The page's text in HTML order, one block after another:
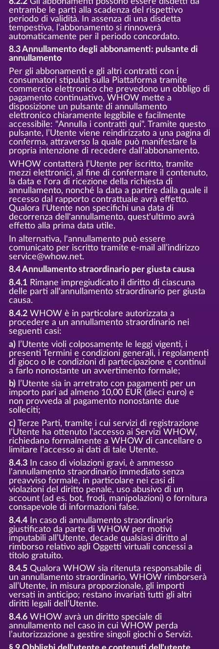
entrambe le parti alla scadenza del rispettivo
periodo di validità. In assenza di una disdetta
tempestiva, l’abbonamento si rinnoverà
automaticamente per il periodo concordato.
8.3 Annullamento degli abbonamenti: pulsante di
annullamento
Per gli abbonamenti e gli altri contratti con i
consumatori stipulati sulla Piattaforma tramite
commercio elettronico che prevedono un obbligo di
pagamento continuativo, WHOW mette a
disposizione un pulsante di annullamento
elettronico chiaramente leggibile e facilmente
accessibile: "Annulla i contratti qui". Tramite questo
pulsante, l’Utente viene reindirizzato a una pagina di
conferma, attraverso la quale può manifestare la
propria intenzione di recedere dall’abbonamento.
WHOW contatterà l'Utente per iscritto, tramite
mezzi elettronici, al fine di confermare il contenuto,
la data e l'ora di ricezione della richiesta di
annullamento, nonché la data a partire dalla quale il
recesso dal rapporto contrattuale avrà effetto.
Qualora l'Utente non specifichi una data di
decorrenza dell'annullamento, quest'ultimo avrà
effetto alla prima data utile.
In alternativa, l'annullamento può essere
comunicato per iscritto tramite e-mail all’indirizzo
service@whow.net.
8.4 Annullamento straordinario per giusta causa
8.4.1Rimane impregiudicato il diritto di ciascuna
delle parti all'annullamento straordinario per giusta
causa.
8.4.2WHOW è in particolare autorizzata a
procedere a un annullamento straordinario nei
seguenti casi:
a)l’Utente violi colposamente le leggi vigenti, i
presenti Termini e condizioni generali, i regolamenti
di gioco o le condizioni di partecipazione e continui
a farlo nonostante un avvertimento formale;
b)l’Utente sia in arretrato con pagamenti per un
importo pari ad almeno 10,00 EUR (dieci euro) e
non provveda al pagamento nonostante due
solleciti;
c)Terze Parti, tramite i cui servizi di registrazione
l’Utente ha ottenuto l’accesso ai Servizi WHOW,
richiedano formalmente a WHOW di cancellare o
limitare l’accesso ai dati di tale Utente.
8.4.3In caso di violazioni gravi, è ammesso
l'annullamento straordinario immediato senza
preavviso formale, in particolare nei casi di
violazioni del diritto penale, uso abusivo di un
account (ad es. bot, frodi, manipolazioni) o fornitura
consapevole di informazioni false.
8.4.4In caso di annullamento straordinario
giustificato da parte di WHOW per motivi
imputabili all’Utente, decade qualsiasi diritto al
rimborso relativo agli Oggetti virtuali concessi a
titolo gratuito.
8.4.5Qualora WHOW sia ritenuta responsabile di
un annullamento straordinario, WHOW rimborserà
all’Utente, in misura proporzionale, gli importi
versati in anticipo; restano invariati tutti gli altri
diritti legali dell'Utente.
8.4.6WHOW avrà un diritto speciale di
annullamento nel caso in cui WHOW perda
l’autorizzazione a gestire singoli giochi o Servizi.